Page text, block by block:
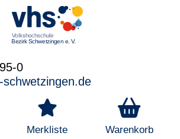
0
schwetzingen.de
Merkliste Warenkorb